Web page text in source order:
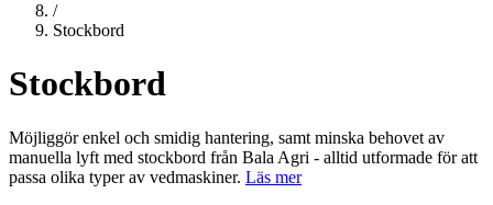
/
Stockbord
Stockbord
Möjliggör enkel och smidig hantering, samt minska behovet av
manuella lyft med stockbord från Bala Agri - alltid utformade för att
passa olika typer av vedmaskiner. Läs mer